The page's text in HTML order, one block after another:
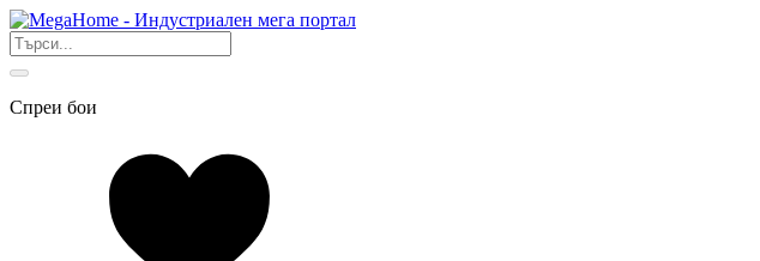
Спреи бои